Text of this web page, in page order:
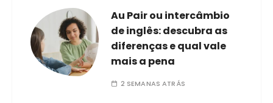
Au Pair ou intercâmbio
de inglês: descubra as
diferenças e qual vale
mais a pena
2 SEMANAS ATRÁS